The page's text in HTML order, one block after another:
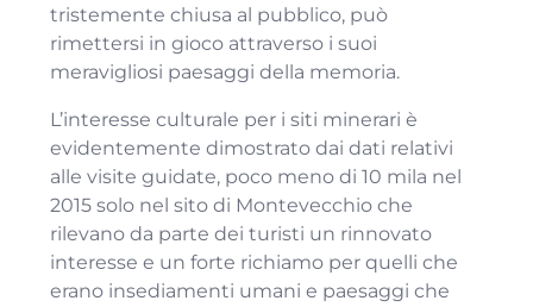
tristemente chiusa al pubblico, può
rimettersi in gioco attraverso i suoi
meravigliosi paesaggi della memoria.
L’interesse culturale per i siti minerari è
evidentemente dimostrato dai dati relativi
alle visite guidate, poco meno di 10 mila nel
2015 solo nel sito di Montevecchio che
rilevano da parte dei turisti un rinnovato
interesse e un forte richiamo per quelli che
erano insediamenti umani e paesaggi che